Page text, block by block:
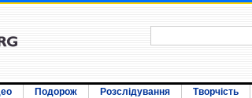
Подорож Розслідування
Творчість